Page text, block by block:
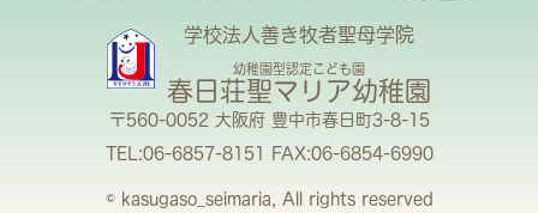
学校法人善き牧者聖母学院
幼稚園型認定こども園
春日荘聖マリア幼稚園
〒560-0052 大阪府 豊中市春日町3-8-15
TEL:06-6857-8151 FAX:06-6854-6990
© kasugaso_seimaria, All rights reserved